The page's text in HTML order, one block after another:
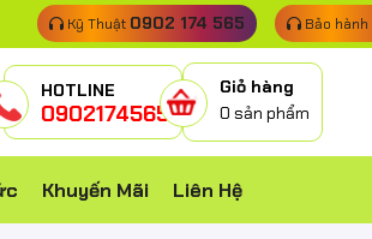
Kỹ Thuật 0902 174 565 Bảo hành
HOTLINE
0902174565
Giỏ hàng
0 sản phẩm
Khuyến Mãi Liên Hệ